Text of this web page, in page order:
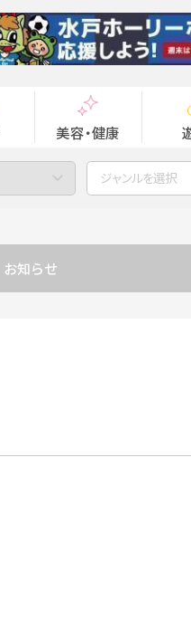
美容・健康
ジャンルを選択
お知らせ